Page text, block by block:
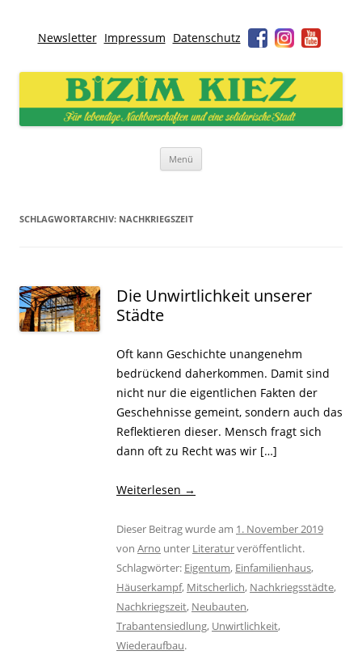
Newsletter Impressum Datenschutz
Bizim Kiez – Unser Kiez
Für lebendige Nachbarschaften und eine solidarische Stadt
Menü
SCHLAGWORTARCHIV: NACHKRIEGSZEIT
Die Unwirtlichkeit unserer
Städte
Oft kann Geschichte unangenehm
bedrückend daherkommen. Damit sind
nicht nur die eigentlichen Fakten der
Geschehnisse gemeint, sondern auch das
Reflektieren dieser. Mensch fragt sich
dann oft zu Recht was wir […]
Weiterlesen →
Dieser Beitrag wurde am 1. November 2019
von Arno unter Literaturveröffentlicht.
Schlagwörter: Eigentum, Einfamilienhaus,
Häuserkampf, Mitscherlich, Nachkriegsstädte,
Nachkriegszeit, Neubauten,
Trabantensiedlung, Unwirtlichkeit,
Wiederaufbau.